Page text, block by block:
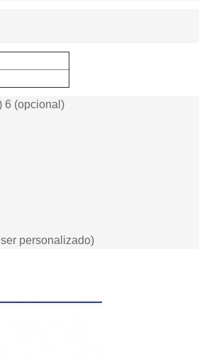
6 (opcional)
personalizado)